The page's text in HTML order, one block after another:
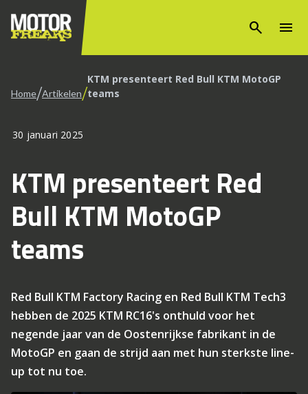
search menu
Home/Artikelen/KTM presenteert Red Bull KTM MotoGP
teams
30 januari 2025
KTM presenteert Red
Bull KTM MotoGP
teams
Red Bull KTM Factory Racing en Red Bull KTM Tech3
hebben de 2025 KTM RC16's onthuld voor het
negende jaar van de Oostenrijkse fabrikant in de
MotoGP en gaan de strijd aan met hun sterkste line-
up tot nu toe.